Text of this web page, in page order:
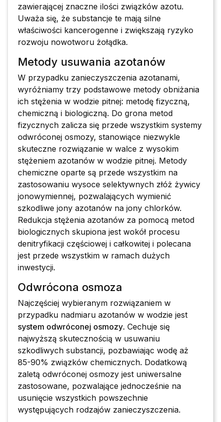
zawierającej znaczne ilości związków azotu.
Uważa się, że substancje te mają silne
właściwości kancerogenne i zwiększają ryzyko
rozwoju nowotworu żołądka.
Metody usuwania azotanów
W przypadku zanieczyszczenia azotanami,
wyróżniamy trzy podstawowe metody obniżania
ich stężenia w wodzie pitnej: metodę fizyczną,
chemiczną i biologiczną. Do grona metod
fizycznych zalicza się przede wszystkim systemy
odwróconej osmozy, stanowiące niezwykle
skuteczne rozwiązanie w walce z wysokim
stężeniem azotanów w wodzie pitnej. Metody
chemiczne oparte są przede wszystkim na
zastosowaniu wysoce selektywnych złóż żywicy
jonowymiennej, pozwalających wymienić
szkodliwe jony azotanów na jony chlorków.
Redukcja stężenia azotanów za pomocą metod
biologicznych skupiona jest wokół procesu
denitryfikacji częściowej i całkowitej i polecana
jest przede wszystkim w ramach dużych
inwestycji.
Odwrócona osmoza
Najczęściej wybieranym rozwiązaniem w
przypadku nadmiaru azotanów w wodzie jest
system odwróconej osmozy. Cechuje się
najwyższą skutecznością w usuwaniu
szkodliwych substancji, pozbawiając wodę aż
85-90% związków chemicznych. Dodatkową
zaletą odwróconej osmozy jest uniwersalne
zastosowane, pozwalające jednocześnie na
usunięcie wszystkich powszechnie
występujących rodzajów zanieczyszczenia.